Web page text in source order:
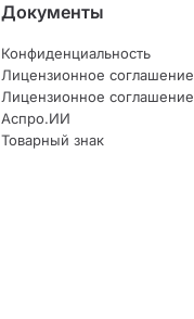
Документы
Конфиденциальность
Лицензионное соглашение
Лицензионное соглашение
Аспро.ИИ
Товарный знак